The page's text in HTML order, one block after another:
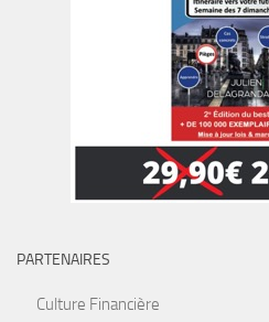
PARTENAIRES
Culture Financière